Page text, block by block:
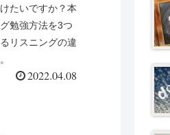
たいですか？本
勉強方法を3つ
リスニングの違
2022.04.08